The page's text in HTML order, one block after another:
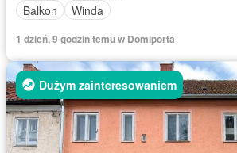
Balkon
Winda
1 dzień, 9 godzin temu w Domiporta
Dużym zainteresowaniem